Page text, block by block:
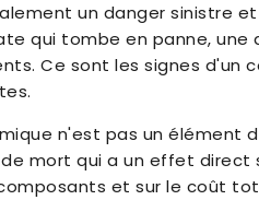
un danger sinistre
qui tombe en panne,
Ce sont les signes d'un
n'est pas un élément
mort qui a un effet direct
et sur le coût